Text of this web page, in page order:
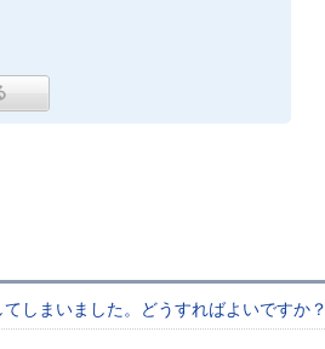
しまいました。どうすればよいですか？